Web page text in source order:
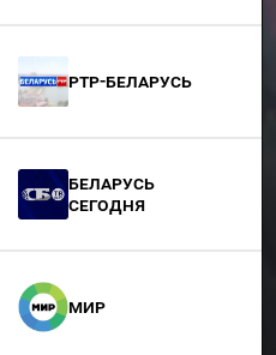
РТР-Беларусь
БЕЛАРУСЬ
СЕГОДНЯ
МИР